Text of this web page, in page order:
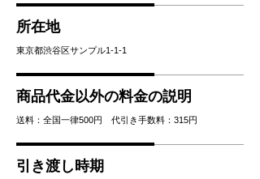
所在地
東京都渋谷区サンプル1-1-1
商品代金以外の料金の説明
送料：全国一律500円 代引き手数料：315円
引き渡し時期